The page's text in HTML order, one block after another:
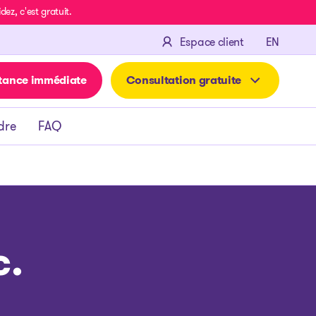
c'est gratuit.
Espace client EN
immédiate Consultation gratuite
FAQ